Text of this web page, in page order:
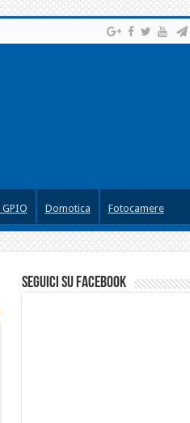
Domotica Fotocamere
seguici su facebook